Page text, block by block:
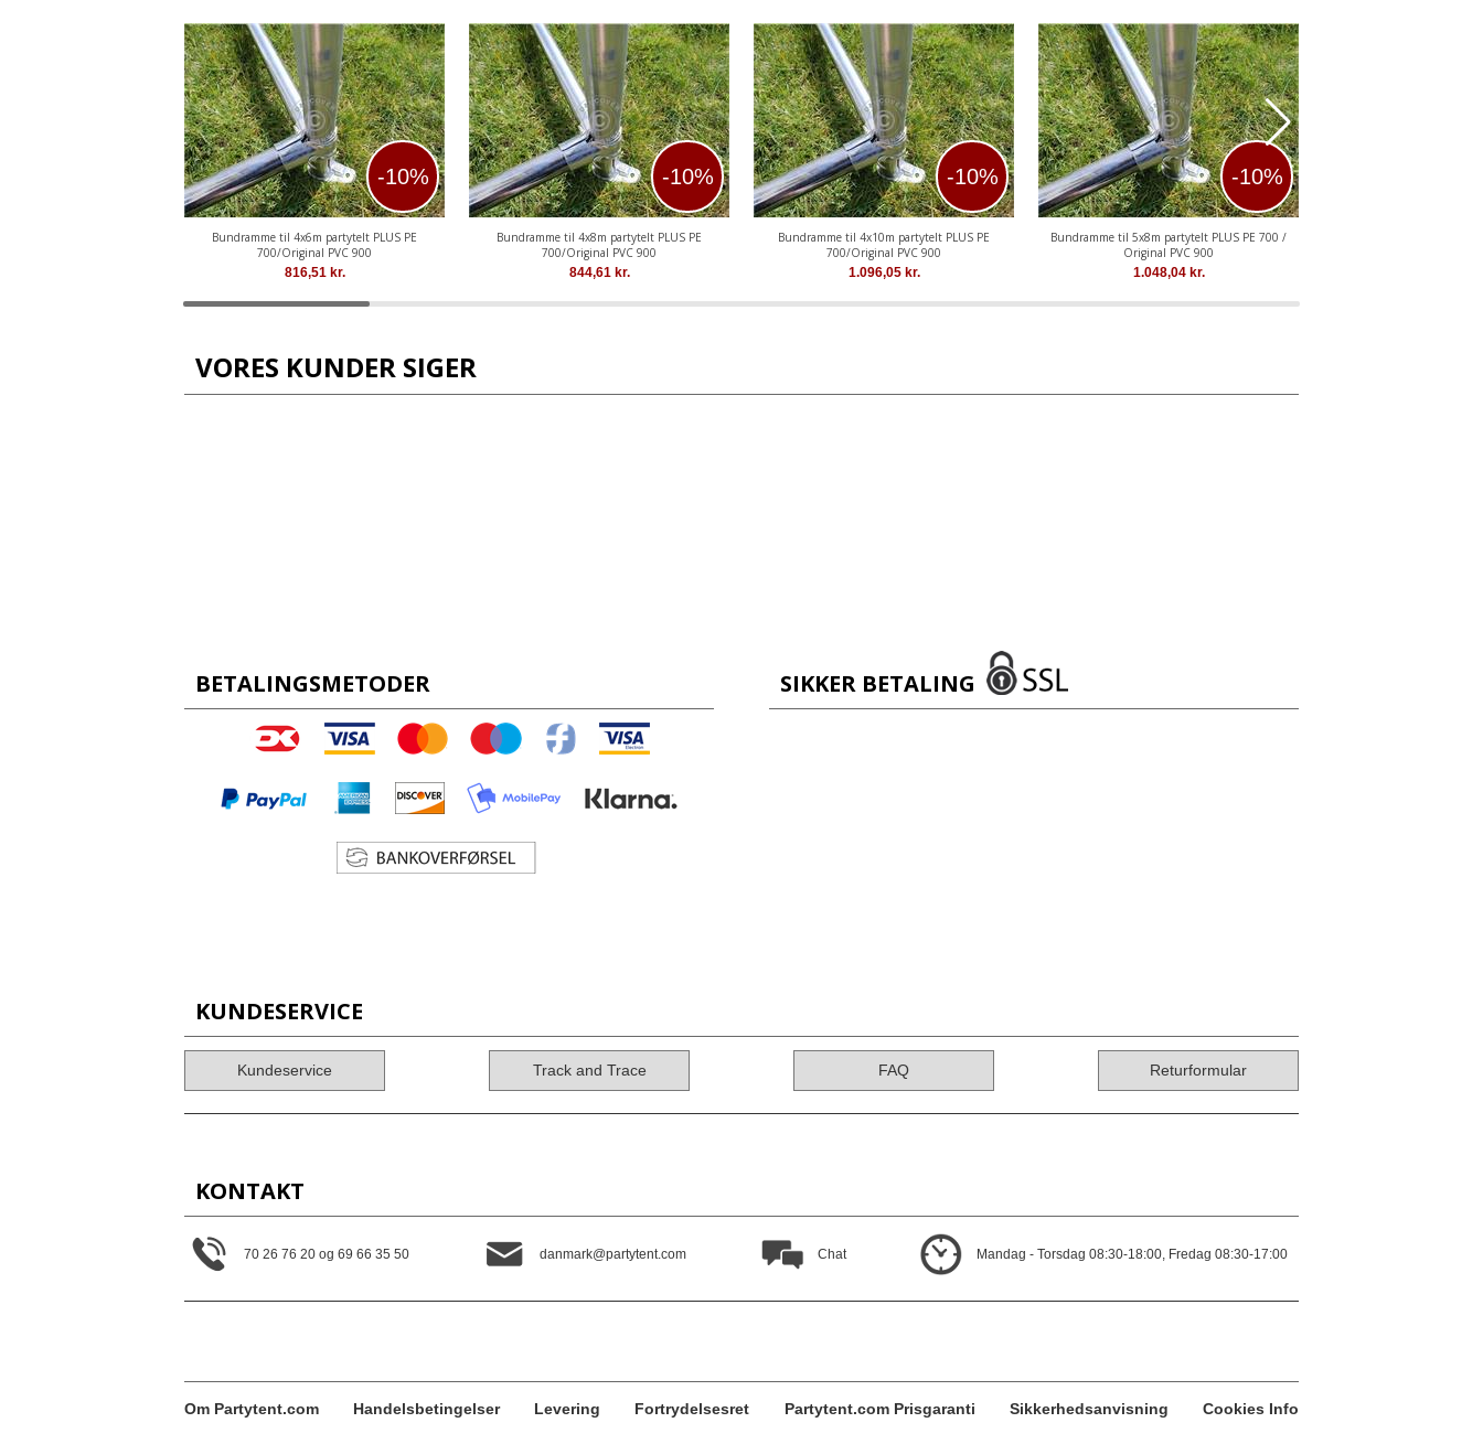
-10%
Bundramme til 4x6m partytelt PLUS PE
700/Original PVC 900
816,51kr.
-10%
Bundramme til 4x8m partytelt PLUS PE
700/Original PVC 900
844,61kr.
-10%
Bundramme til 4x10m partytelt PLUS PE
700/Original PVC 900
1.096,05kr.
-10%
Bundramme til 5x8m partytelt PLUS PE 700 /
Original PVC 900
1.048,04kr.
VORES KUNDER SIGER
BETALINGSMETODER SIKKER BETALING
KUNDESERVICE
Kundeservice Track and Trace FAQ Returformular
KONTAKT
70 26 76 20 og 69 66 35 50 danmark@partytent.com Chat Mandag - Torsdag 08:30-18:00, Fredag 08:30-17:00
Om Partytent.com Handelsbetingelser Levering Fortrydelsesret Partytent.com Prisgaranti Sikkerhedsanvisning Cookies Info